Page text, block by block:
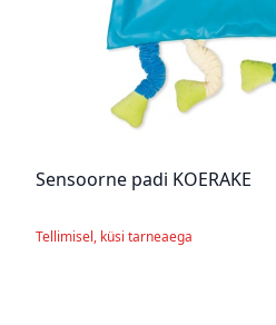
Sensoorne padi KOERAKE
Tellimisel, küsi tarneaega